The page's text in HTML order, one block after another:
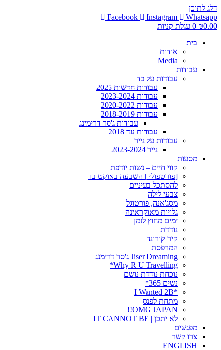
דלג לתוכן
Facebook
Instagram
Whatsapp
₪0.00
0 עגלת קניות
בית
אודות
Media
עבודות
עבודות על בד
עבודות חדשות 2025
עבודות 2023-2024
עבודות 2020-2022
עבודות 2018-2019
עבודות ג'סר דרימינג
עבודות עד 2018
עבודות על נייר
נייר 2023-2024
מסעות
קווי חיים – נשות יודפת
[פורטפוליו] השבעה באוקטובר
להסתכל בעיניים
צבעי לילה
מסג'אנה, פורטוגל
גלויות מאוקראינה
ימים מחוץ לזמן
נודדת
קיר קורונה
המרפסת
Jiser Dreaming ג'סר דרימנג
Why R U Travelling*
נוכחת נודדת נושם
נשים 365*
*I Wanted 2B
מתחת לפנס
OMG JAPAN!!
לא יתכן | IT CANNOT BE
מפגשים
צרו קשר
ENGLISH